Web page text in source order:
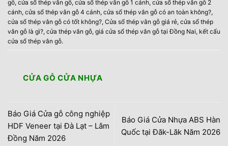
gỗ, cửa sổ thép vân gỗ, cửa sổ thép vân gỗ 1 cánh, cửa sổ thép vân gỗ 2
cánh, cửa sổ thép vân gỗ 4 cánh, cửa sổ thép vân gỗ có an toàn không?,
cửa sổ thép vân gỗ có tốt không?, Cửa sổ thép vân gỗ giá rẻ, cửa sổ thép
vân gỗ là gì?, cửa thép vân gỗ, giá cửa sổ thép vân gỗ tại Đồng Nai, kết cấu
cửa sổ thép vân gỗ.
CỬA GỖ CỬA NHỰA
Báo Giá Cửa gỗ công nghiệp
HDF Veneer tại Đà Lạt – Lâm
Đồng Năm 2026
Báo Giá Cửa Nhựa ABS Hàn
Quốc tại Đăk-Lăk Năm 2026